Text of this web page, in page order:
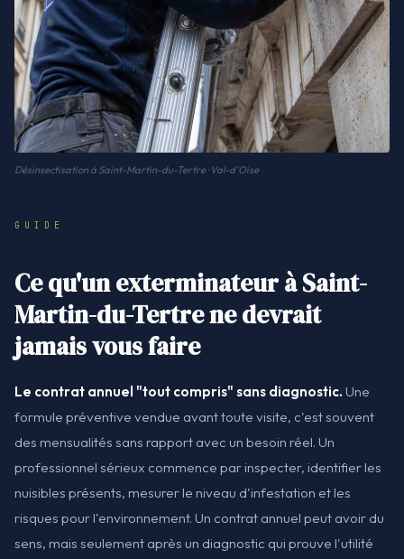
Désinsectisation à Saint-Martin-du-Tertre · Val-d'Oise
GUIDE
Ce qu'un exterminateur à Saint-
Martin-du-Tertre ne devrait
jamais vous faire
Le contrat annuel "tout compris" sans diagnostic. Une
formule préventive vendue avant toute visite, c'est souvent
des mensualités sans rapport avec un besoin réel. Un
professionnel sérieux commence par inspecter, identifier les
nuisibles présents, mesurer le niveau d'infestation et les
risques pour l'environnement. Un contrat annuel peut avoir du
sens, mais seulement après un diagnostic qui prouve l'utilité